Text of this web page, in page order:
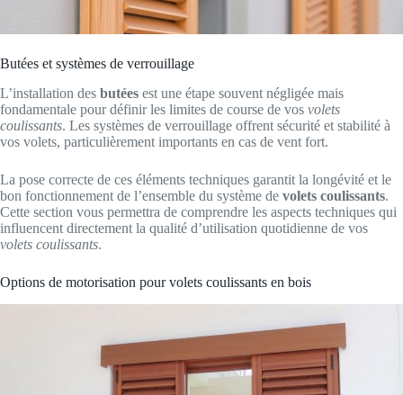
Butées et systèmes de verrouillage
L’installation des butées est une étape souvent négligée mais
fondamentale pour définir les limites de course de vos volets
coulissants. Les systèmes de verrouillage offrent sécurité et stabilité à
vos volets, particulièrement importants en cas de vent fort.
La pose correcte de ces éléments techniques garantit la longévité et le
bon fonctionnement de l’ensemble du système de volets coulissants.
Cette section vous permettra de comprendre les aspects techniques qui
influencent directement la qualité d’utilisation quotidienne de vos
volets coulissants.
Options de motorisation pour volets coulissants en bois